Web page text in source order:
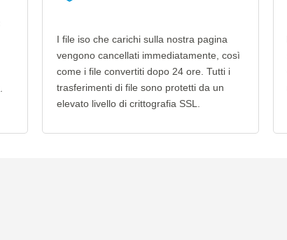
I file iso che carichi sulla nostra pagina
vengono cancellati immediatamente, così
come i file convertiti dopo 24 ore. Tutti i
trasferimenti di file sono protetti da un
elevato livello di crittografia SSL.